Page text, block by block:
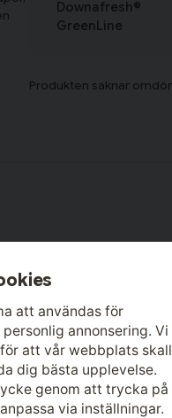
Downafresh®
GreenLine
att användas för
annonsering. Vi
att vår webbplats skall
dig bästa upplevelse.
genom att trycka på
via inställningar.